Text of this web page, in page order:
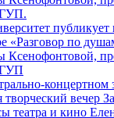
публикует
«Разговор по
Ксенофонтовой,